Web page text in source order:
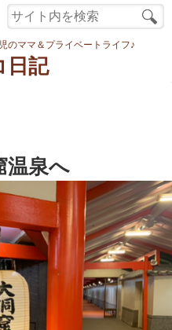
のママ＆プライベートライフ♪
日記
温泉へ